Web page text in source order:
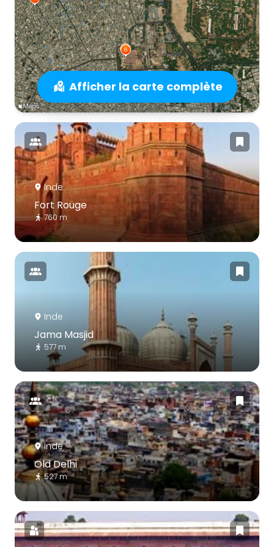
Afficher la carte complète
Inde
Fort Rouge
760 m
Inde
Jama Masjid
577 m
Inde
Old Delhi
527 m